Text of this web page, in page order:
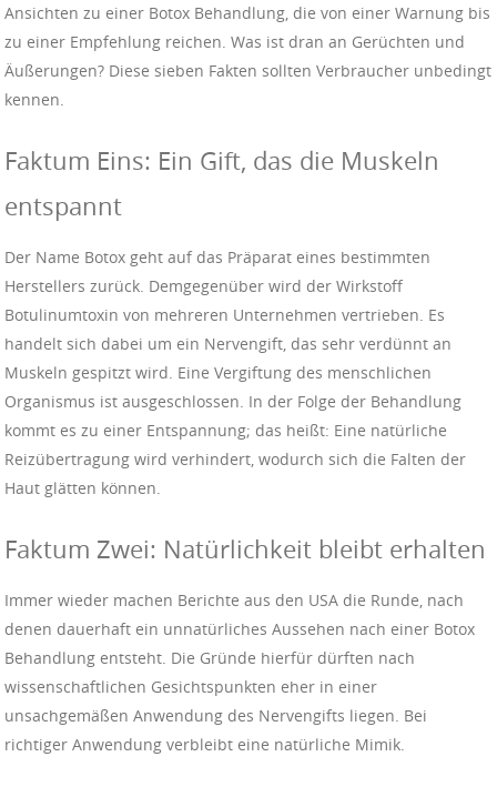
Ansichten zu einer Botox Behandlung, die von einer Warnung bis
zu einer Empfehlung reichen. Was ist dran an Gerüchten und
Äußerungen? Diese sieben Fakten sollten Verbraucher unbedingt
kennen.
Faktum Eins: Ein Gift, das die Muskeln
entspannt
Der Name Botox geht auf das Präparat eines bestimmten
Herstellers zurück. Demgegenüber wird der Wirkstoff
Botulinumtoxin von mehreren Unternehmen vertrieben. Es
handelt sich dabei um ein Nervengift, das sehr verdünnt an
Muskeln gespitzt wird. Eine Vergiftung des menschlichen
Organismus ist ausgeschlossen. In der Folge der Behandlung
kommt es zu einer Entspannung; das heißt: Eine natürliche
Reizübertragung wird verhindert, wodurch sich die Falten der
Haut glätten können.
Faktum Zwei: Natürlichkeit bleibt erhalten
Immer wieder machen Berichte aus den USA die Runde, nach
denen dauerhaft ein unnatürliches Aussehen nach einer Botox
Behandlung entsteht. Die Gründe hierfür dürften nach
wissenschaftlichen Gesichtspunkten eher in einer
unsachgemäßen Anwendung des Nervengifts liegen. Bei
richtiger Anwendung verbleibt eine natürliche Mimik.